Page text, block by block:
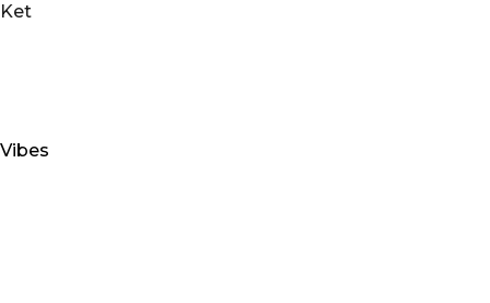
Ket
Vibes